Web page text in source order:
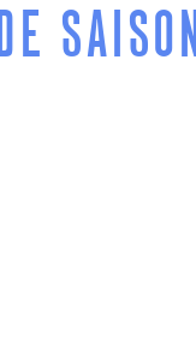
DE SAISON